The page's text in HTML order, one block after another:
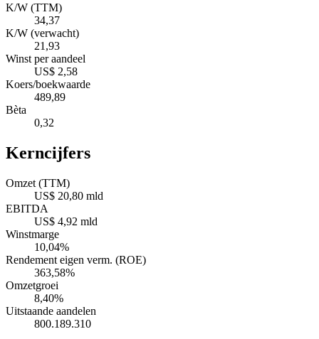
K/W (TTM)
34,37
K/W (verwacht)
21,93
Winst per aandeel
US$ 2,58
Koers/boekwaarde
489,89
Bèta
0,32
Kerncijfers
Omzet (TTM)
US$ 20,80 mld
EBITDA
US$ 4,92 mld
Winstmarge
10,04%
Rendement eigen verm. (ROE)
363,58%
Omzetgroei
8,40%
Uitstaande aandelen
800.189.310